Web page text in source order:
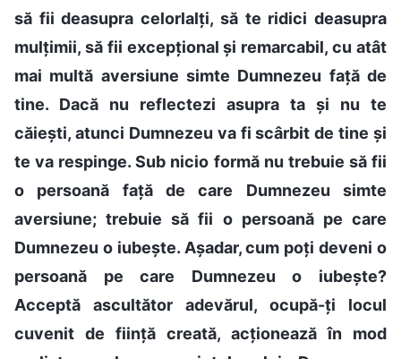
să fii deasupra celorlalți, să te ridici deasupra
mulțimii, să fii excepțional și remarcabil, cu atât
mai multă aversiune simte Dumnezeu față de
tine. Dacă nu reflectezi asupra ta și nu te
căiești, atunci Dumnezeu va fi scârbit de tine și
te va respinge. Sub nicio formă nu trebuie să fii
o persoană față de care Dumnezeu simte
aversiune; trebuie să fii o persoană pe care
Dumnezeu o iubește. Așadar, cum poți deveni o
persoană pe care Dumnezeu o iubește?
Acceptă ascultător adevărul, ocupă-ți locul
cuvenit de ființă creată, acționează în mod